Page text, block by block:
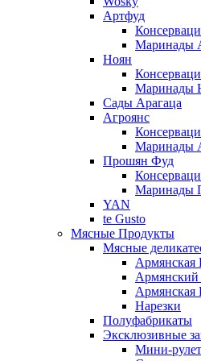
Артфуд
Маринады
Ноян
Маринады
Сады Арагаца
Агроянс
Маринады
Прошян Фуд
Маринады
YAN
te Gusto
Мясные Продукты
Мясные
Армянская
Армянская
Нарезки
Полуфабрикаты
Эксклюзивные
Мини-